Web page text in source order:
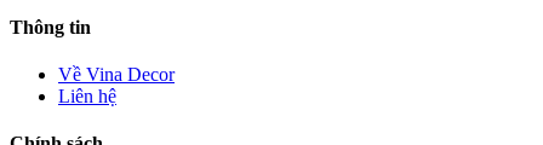
Thông tin
Về Vina Decor
Liên hệ